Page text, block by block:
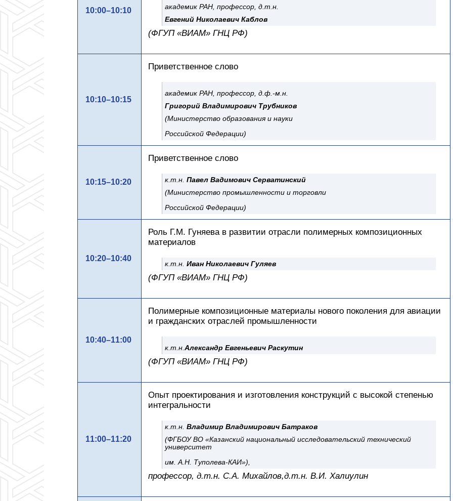
10:00–10:10
академик РАН, профессор, д.т.н.
Евгений Николаевич Каблов
(ФГУП «ВИАМ» ГНЦ РФ)
10:10–10:15
Приветственное слово
академик РАН, профессор, д.ф.-м.н.
Григорий Владимирович Трубников
(Министерство образования и науки
Российской Федерации)
10:15–10:20
Приветственное слово
к.т.н. Павел Вадимович Серватинский
(Министерство промышленности и торговли
Российской Федерации)
10:20–10:40
Роль Г.М. Гуняева в развитии отрасли полимерных композиционных
материалов
к.т.н. Иван Николаевич Гуляев
(ФГУП «ВИАМ» ГНЦ РФ)
10:40–11:00
Полимерные композиционные материалы нового поколения для авиации
и гражданских отраслей промышленности
к.т.н. Александр Евгеньевич Раскутин
(ФГУП «ВИАМ» ГНЦ РФ)
11:00–11:20
Опыт проектирования и изготовления конструкций с высокой степенью
интегральности
к.т.н. Владимир Владимирович Батраков
(ФГБОУ ВО «Казанский национальный исследовательский технический
университет
им. А.Н. Туполева-КАИ»),
профессор, д.т.н. С.А. Михайлов,д.т.н. В.И. Халиулин